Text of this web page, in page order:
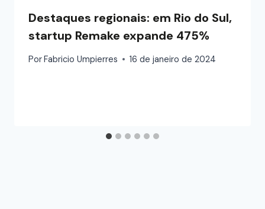
Destaques regionais: em Rio do Sul,
startup Remake expande 475%
PorFabricio Umpierres 16 de janeiro de 2024